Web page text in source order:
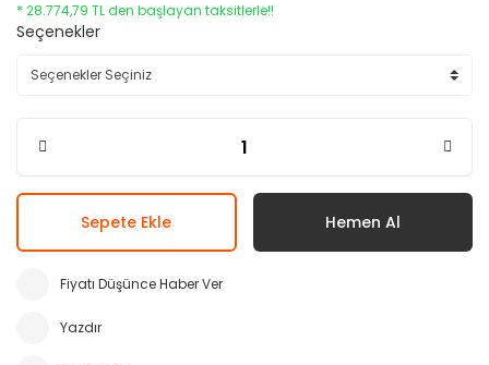
* 28.774,79 TL den başlayan taksitlerle!!
Seçenekler
Sepete Ekle Hemen Al
Fiyatı Düşünce Haber Ver
Yazdır